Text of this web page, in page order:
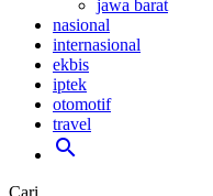
jawa barat
nasional
internasional
ekbis
iptek
otomotif
travel
search
Cari